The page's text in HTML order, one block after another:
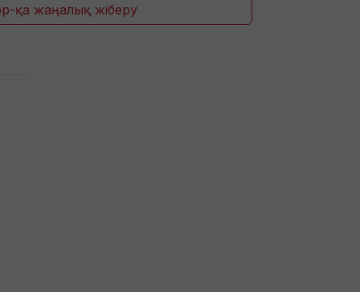
қа жаңалық жіберу